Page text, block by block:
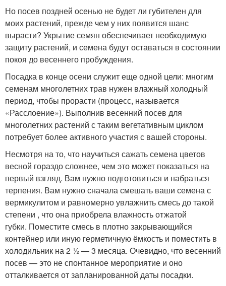
Но посев поздней осенью не будет ли губителен для
моих растений, прежде чем у них появится шанс
вырасти? Укрытие семян обеспечивает необходимую
защиту растений, и семена будут оставаться в состоянии
покоя до весеннего пробуждения.
Посадка в конце осени служит еще одной цели: многим
семенам многолетних трав нужен влажный холодный
период, чтобы прорасти (процесс, называется
«Расслоение»). Выполнив весенний посев для
многолетних растений с таким вегетативным циклом
потребует более активного участия с вашей стороны.
Несмотря на то, что научиться сажать семена цветов
весной гораздо сложнее, чем это может показаться на
первый взгляд. Вам нужно подготовиться и набраться
терпения. Вам нужно сначала смешать ваши семена с
вермикулитом и равномерно увлажнить смесь до такой
степени , что она приобрела влажность отжатой
губки. Поместите смесь в плотно закрывающийся
контейнер или иную герметичную ёмкость и поместить в
холодильник на 2 ½ — 3 месяца. Очевидно, что весенний
посев — это не спонтанное мероприятие и оно
отталкивается от запланированной даты посадки.